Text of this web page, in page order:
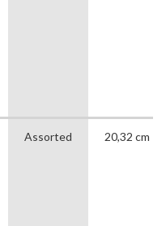
Assorted 20,32 cm